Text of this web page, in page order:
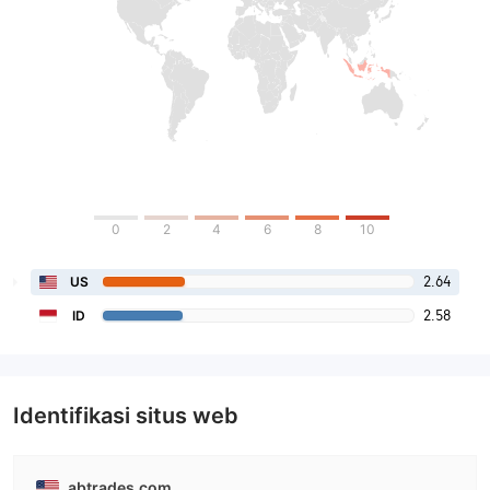
0 2 4 6 8 10
US 2.64
ID 2.58
Identifikasi situs web